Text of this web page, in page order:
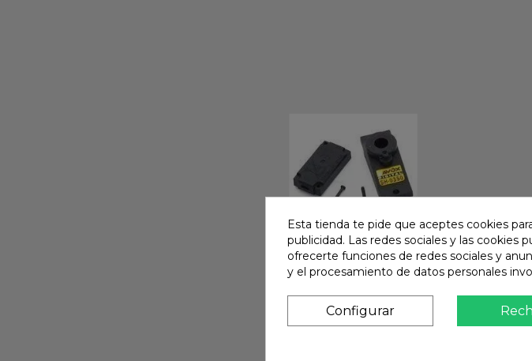
Esta tienda te pide que aceptes cookies
publicidad. Las redes sociales y las cookies
ofrecerte funciones de redes sociales y
y el procesamiento de datos personales
Configurar